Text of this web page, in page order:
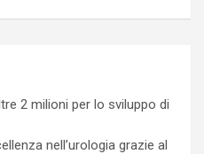
2 milioni per lo sviluppo di
nell’urologia grazie al